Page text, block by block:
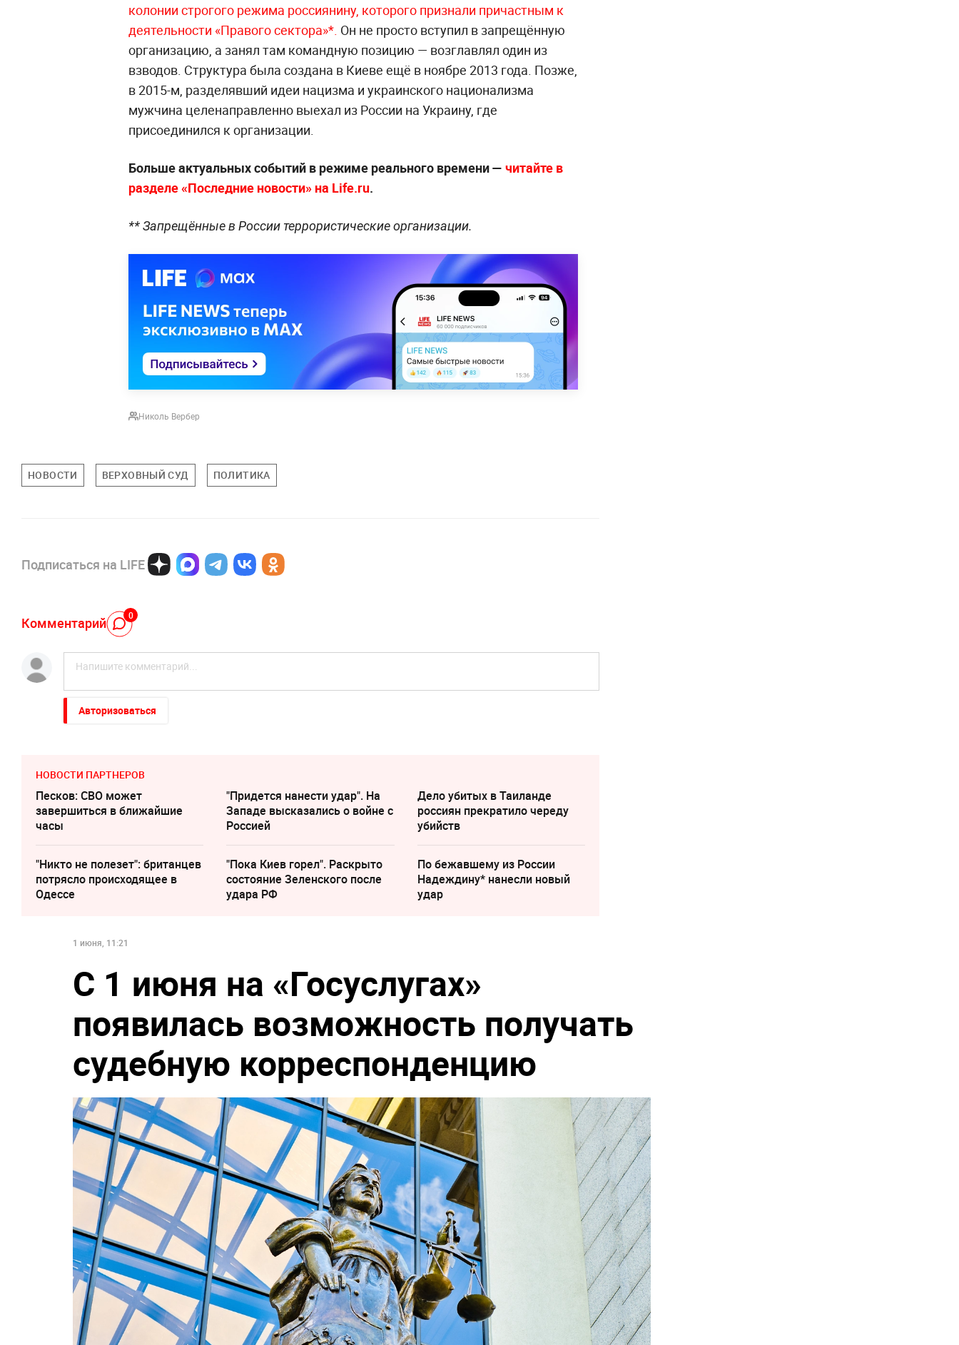
колонии строгого режима россиянину, которого признали причастным к
деятельности «Правого сектора»*. Он не просто вступил в запрещённую
организацию, а занял там командную позицию — возглавлял один из
взводов. Структура была создана в Киеве ещё в ноябре 2013 года. Позже,
в 2015-м, разделявший идеи нацизма и украинского национализма
мужчина целенаправленно выехал из России на Украину, где
присоединился к организации.
Больше актуальных событий в режиме реального времени — читайте в
разделе «Последние новости» на Life.ru.
** Запрещённые в России террористические организации.
Николь Вербер
НОВОСТИ ВЕРХОВНЫЙ СУД ПОЛИТИКА
Подписаться на LIFE
Комментарий 0
Авторизоваться
НОВОСТИ ПАРТНЕРОВ
Песков: СВО может
завершиться в ближайшие
часы
"Придется нанести удар". На
Западе высказались о войне с
Россией
Дело убитых в Таиланде
россиян прекратило череду
убийств
"Никто не полезет": британцев
потрясло происходящее в
Одессе
"Пока Киев горел". Раскрыто
состояние Зеленского после
удара РФ
По бежавшему из России
Надеждину* нанесли новый
удар
1 июня, 11:21
С 1 июня на «Госуслугах»
появилась возможность получать
судебную корреспонденцию